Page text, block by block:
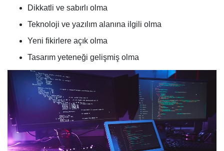
Dikkatli ve sabırlı olma
Teknoloji ve yazılım alanına ilgili olma
Yeni fikirlere açık olma
Tasarım yeteneği gelişmiş olma